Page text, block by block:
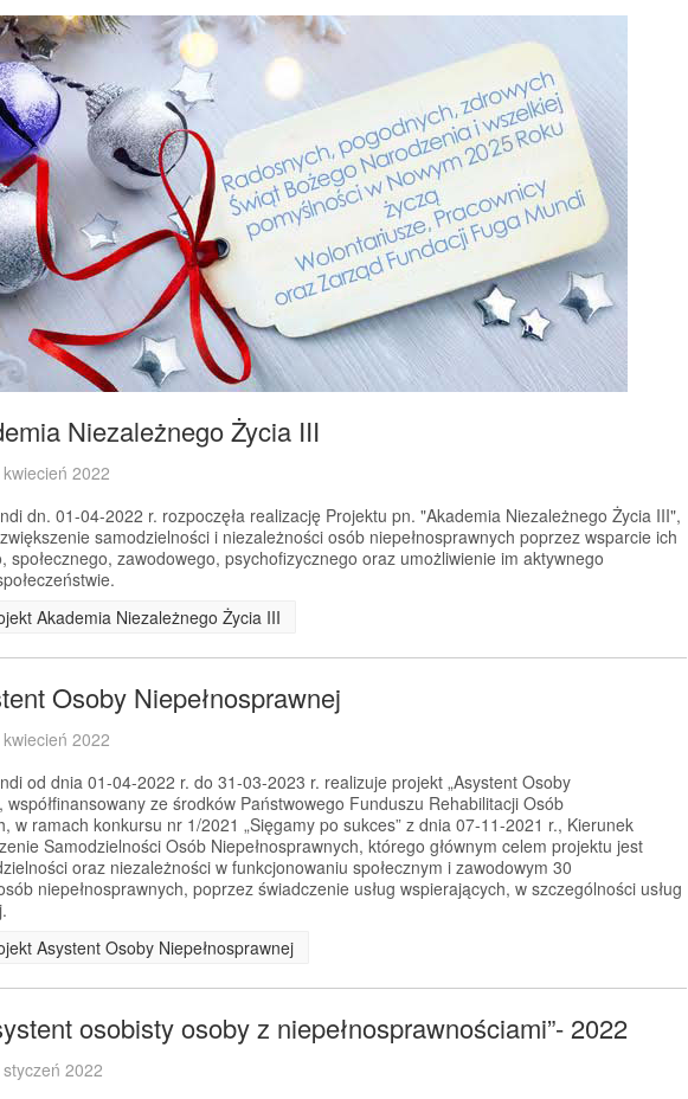
Niezależnego Życia III
2022
dn. 01-04-2022 r. rozpoczęła realizację Projektu pn. "Akademia Niezależnego Życia III",
samodzielności i niezależności osób niepełnosprawnych poprzez wsparcie ich
społecznego, zawodowego, psychofizycznego oraz umożliwienie im aktywnego
Akademia Niezależnego Życia III
Osoby Niepełnosprawnej
2022
od dnia 01-04-2022 r. do 31-03-2023 r. realizuje projekt „Asystent Osoby
współfinansowany ze środków Państwowego Funduszu Rehabilitacji Osób
w ramach konkursu nr 1/2021 „Sięgamy po sukces” z dnia 07-11-2021 r., Kierunek
Samodzielności Osób Niepełnosprawnych, którego głównym celem projektu jest
oraz niezależności w funkcjonowaniu społecznym i zawodowym 30
niepełnosprawnych, poprzez świadczenie usług wspierających, w szczególności usług
Asystent Osoby Niepełnosprawnej
osobisty osoby z niepełnosprawnościami”- 2022
2022